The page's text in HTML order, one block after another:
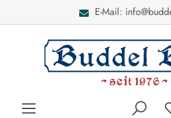
E-Mail: